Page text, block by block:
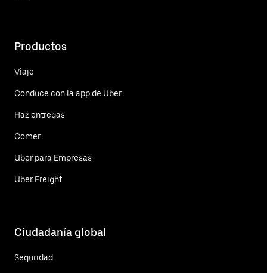
Productos
Viaje
Conduce con la app de Uber
Haz entregas
Comer
Uber para Empresas
Uber Freight
Ciudadanía global
Seguridad